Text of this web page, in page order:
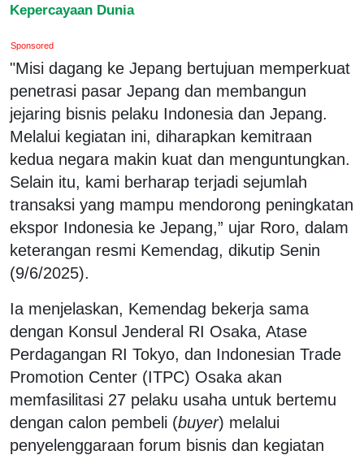
Kepercayaan Dunia
Sponsored
"Misi dagang ke Jepang bertujuan memperkuat
penetrasi pasar Jepang dan membangun
jejaring bisnis pelaku Indonesia dan Jepang.
Melalui kegiatan ini, diharapkan kemitraan
kedua negara makin kuat dan menguntungkan.
Selain itu, kami berharap terjadi sejumlah
transaksi yang mampu mendorong peningkatan
ekspor Indonesia ke Jepang,” ujar Roro, dalam
keterangan resmi Kemendag, dikutip Senin
(9/6/2025).
Ia menjelaskan, Kemendag bekerja sama
dengan Konsul Jenderal RI Osaka, Atase
Perdagangan RI Tokyo, dan Indonesian Trade
Promotion Center (ITPC) Osaka akan
memfasilitasi 27 pelaku usaha untuk bertemu
dengan calon pembeli (buyer) melalui
penyelenggaraan forum bisnis dan kegiatan